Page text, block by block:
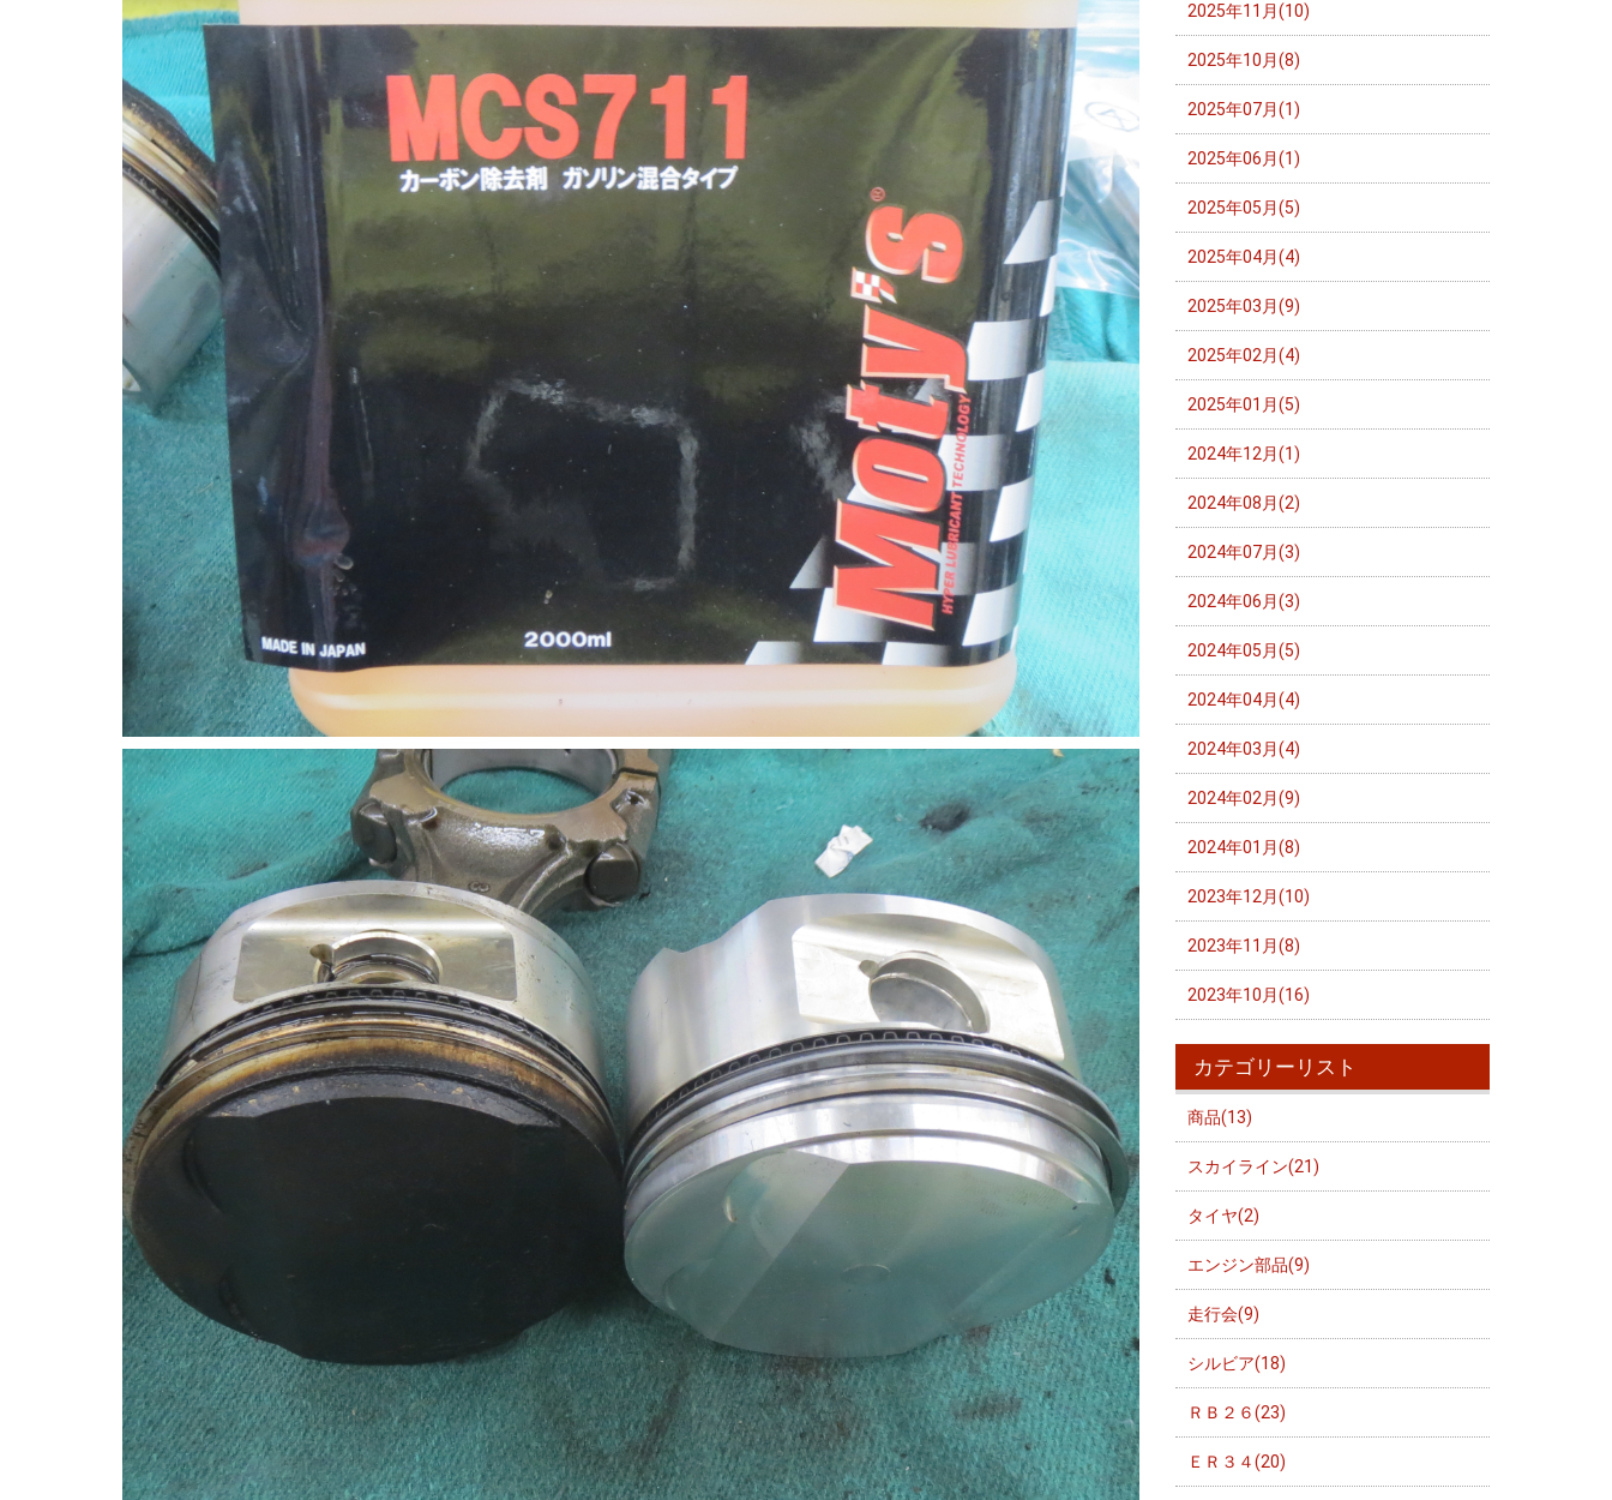
2025年11月(10)
2025年10月(8)
2025年07月(1)
2025年06月(1)
2025年05月(5)
2025年04月(4)
2025年03月(9)
2025年02月(4)
2025年01月(5)
2024年12月(1)
2024年08月(2)
2024年07月(3)
2024年06月(3)
2024年05月(5)
2024年04月(4)
2024年03月(4)
2024年02月(9)
2024年01月(8)
2023年12月(10)
2023年11月(8)
2023年10月(16)
カテゴリーリスト
商品(13)
スカイライン(21)
タイヤ(2)
エンジン部品(9)
走行会(9)
シルビア(18)
ＲＢ２６(23)
ＥＲ３４(20)